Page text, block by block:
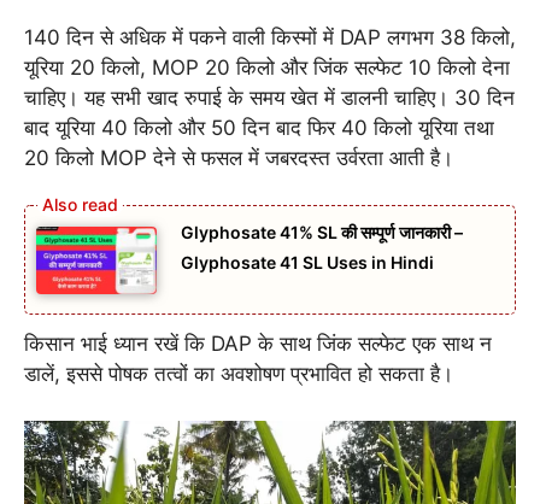
140 दिन से अधिक में पकने वाली किस्मों में DAP लगभग 38 किलो,
यूरिया 20 किलो, MOP 20 किलो और जिंक सल्फेट 10 किलो देना
चाहिए। यह सभी खाद रुपाई के समय खेत में डालनी चाहिए। 30 दिन
बाद यूरिया 40 किलो और 50 दिन बाद फिर 40 किलो यूरिया तथा
20 किलो MOP देने से फसल में जबरदस्त उर्वरता आती है।
Glyphosate 41% SL की सम्पूर्ण जानकारी –
Glyphosate 41 SL Uses in Hindi
किसान भाई ध्यान रखें कि DAP के साथ जिंक सल्फेट एक साथ न
डालें, इससे पोषक तत्वों का अवशोषण प्रभावित हो सकता है।